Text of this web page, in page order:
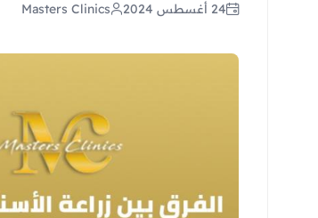
24 أغسطس 2024 Masters Clinics